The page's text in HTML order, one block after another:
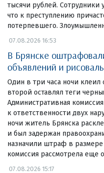
тысячи рублей. Сотрудники
что к преступлению
потерпевшего.
07.08.2026 16:53
В Брянске
объявлений и
Один в три часа ночи клеил
второй оставлял теги
Административная
к ответственности двух
ночи житель Брянска
и был задержан
назначили штраф в размере
комиссия рассмотрела еще
07.08.2026 15:17